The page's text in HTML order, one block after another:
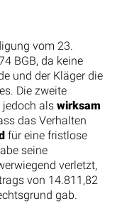
vom 23.
BGB, da keine
und der Kläger die
Die zweite
als wirksam
das Verhalten
für eine fristlose
seine
verletzt,
von 14.811,82
gab.